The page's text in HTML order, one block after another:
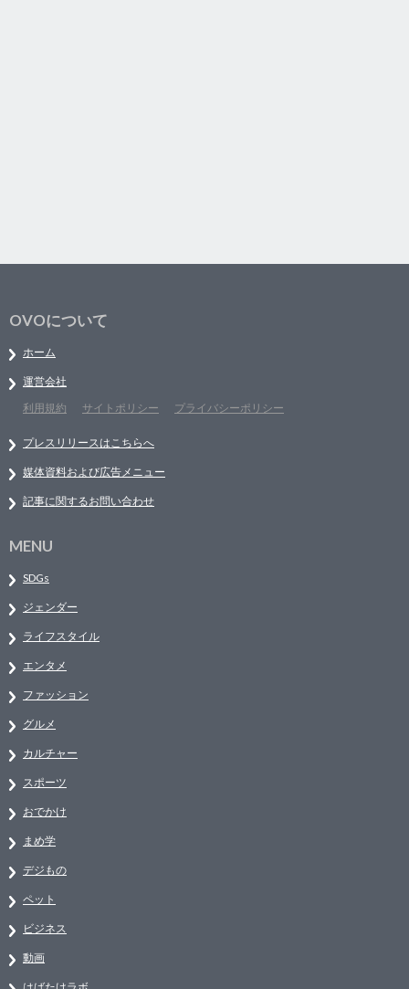
OVOについて
ホーム
運営会社
利用規約
サイトポリシー プライバシーポリシー
プレスリリースはこちらへ
媒体資料および広告メニュー
記事に関するお問い合わせ
MENU
SDGs
ジェンダー
ライフスタイル
エンタメ
ファッション
グルメ
カルチャー
スポーツ
おでかけ
まめ学
デジもの
ペット
ビジネス
動画